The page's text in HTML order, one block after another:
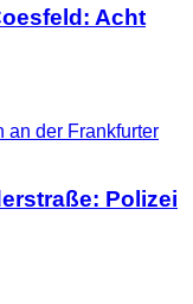
Acht
Polizei